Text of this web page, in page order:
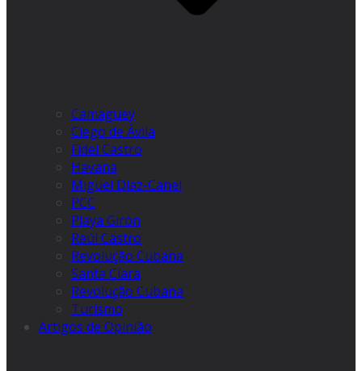
Camagüey
Ciego de Ávila
Fidel Castro
Havana
Miguel Díaz-Canel
PCC
Playa Girón
Raúl Castro
Revolução Cubana
Santa Clara
Revolução Cubana
Turismo
Artigos de Opinião